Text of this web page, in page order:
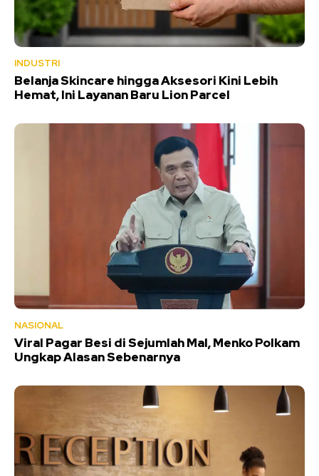
INDUSTRI
Belanja Skincare hingga Aksesori Kini Lebih
Hemat, Ini Layanan Baru Lion Parcel
NASIONAL
Viral Pagar Besi di Sejumlah Mal, Menko Polkam
Ungkap Alasan Sebenarnya